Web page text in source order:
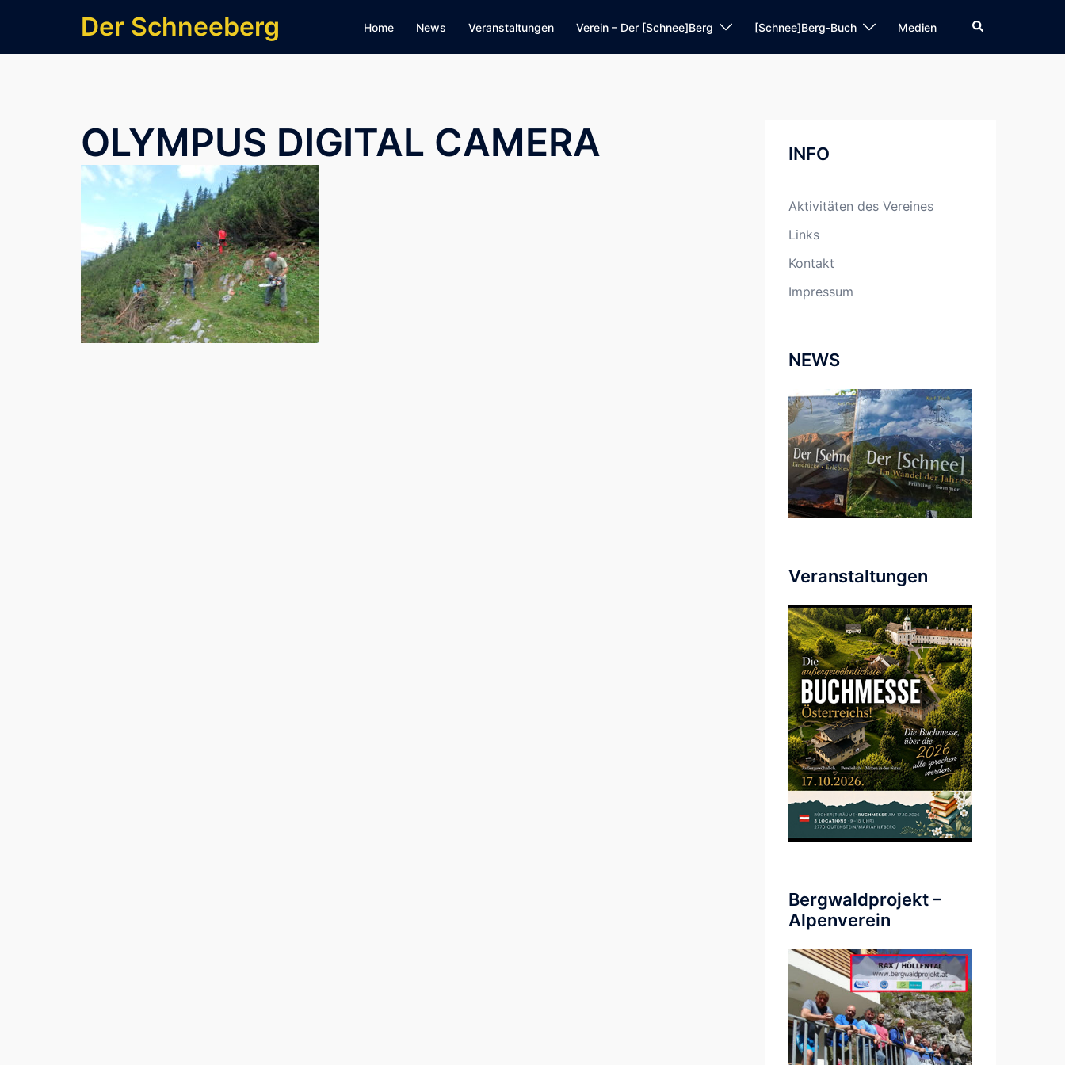
springen
Der Schneeberg Home News Veranstaltungen Verein – Der [Schnee]Berg [Schnee]Berg-Buch Medien Suche
OLYMPUS DIGITAL CAMERA INFO
Aktivitäten des Vereines
Links
Kontakt
Impressum
NEWS
Veranstaltungen
Bergwaldprojekt –
Alpenverein